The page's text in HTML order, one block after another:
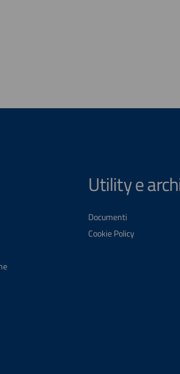
Utility e
Documenti
Cookie Policy